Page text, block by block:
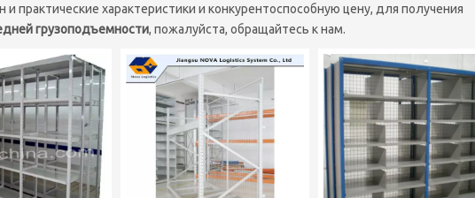
практические характеристики и конкурентоспособную цену, для получения
грузоподъемности, пожалуйста, обращайтесь к нам.